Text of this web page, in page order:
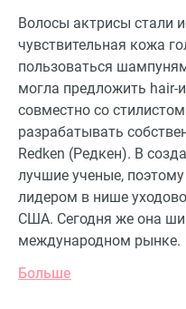
Волосы актрисы стали
чувствительная кожа
пользоваться
могла предложить hair-
совместно со
разрабатывать
Redken (Редкен). В
лучшие ученые,
лидером в нише
США. Сегодня же она
международном рынке.
Больше